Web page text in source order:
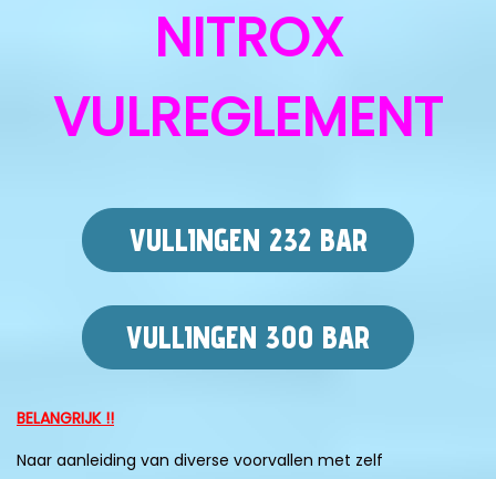
NITROX
VULREGLEMENT
VULLINGEN 232 BAR
VULLINGEN 300 BAR
BELANGRIJK !!
Naar aanleiding van diverse voorvallen met zelf